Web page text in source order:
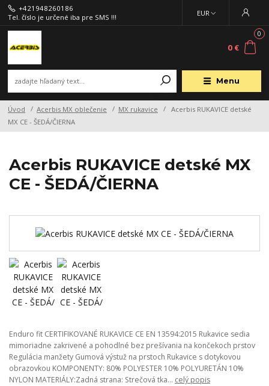
Menu
EUR
+421948260186
Tel. číslo je určené iba pre SMS !!!
0
0 €
Úvod Acerbis MX oblečenie MX rukavice
Acerbis RUKAVICE detské
MX CE - ŠEDÁ/ČIERNA
Acerbis RUKAVICE detské MX
CE - ŠEDÁ/ČIERNA
Enduro fit CERTIFIKOVANÉ RUKAVICE CE EN 13594:2015 Rukavice sedia
mimoriadne zakrivené a pohodlné bez prešívania na končekoch prstov
Regulácia manžety Gumová výstuž na prstoch Rukavice s dotykovou
obrazovkou KOMPONENTY: 80% POLYESTER 10% POLYURETÁN 10%
NYLON MATERIÁLY:Zadná strana: Strečová tka... celý popis